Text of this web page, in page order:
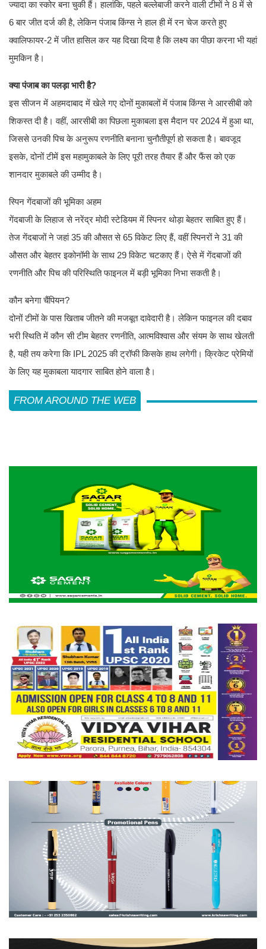
ज्यादा का स्कोर बना चुकी हैं। हालांकि, पहले बल्लेबाजी करने वाली टीमों ने 8 में से
6 बार जीत दर्ज की है, लेकिन पंजाब किंग्स ने हाल ही में रन चेज करते हुए
क्वालिफायर-2 में जीत हासिल कर यह दिखा दिया है कि लक्ष्य का पीछा करना भी यहां
मुमकिन है।
क्या पंजाब का पलड़ा भारी है?
इस सीजन में अहमदाबाद में खेले गए दोनों मुकाबलों में पंजाब किंग्स ने आरसीबी को
शिकस्त दी है। वहीं, आरसीबी का पिछला मुकाबला इस मैदान पर 2024 में हुआ था,
जिससे उनकी पिच के अनुरूप रणनीति बनाना चुनौतीपूर्ण हो सकता है। बावजूद
इसके, दोनों टीमें इस महामुकाबले के लिए पूरी तरह तैयार हैं और फैंस को एक
शानदार मुकाबले की उम्मीद है।
स्पिन गेंदबाजों की भूमिका अहम
गेंदबाजी के लिहाज से नरेंद्र मोदी स्टेडियम में स्पिनर थोड़ा बेहतर साबित हुए हैं।
तेज गेंदबाजों ने जहां 35 की औसत से 65 विकेट लिए हैं, वहीं स्पिनरों ने 31 की
औसत और बेहतर इकोनॉमी के साथ 29 विकेट चटकाए हैं। ऐसे में गेंदबाजों की
रणनीति और पिच की परिस्थिति फाइनल में बड़ी भूमिका निभा सकती है।
कौन बनेगा चैंपियन?
दोनों टीमों के पास खिताब जीतने की मजबूत दावेदारी है। लेकिन फाइनल की दबाव
भरी स्थिति में कौन सी टीम बेहतर रणनीति, आत्मविश्वास और संयम के साथ खेलती
है, यही तय करेगा कि IPL 2025 की ट्रॉफी किसके हाथ लगेगी। क्रिकेट प्रेमियों
के लिए यह मुकाबला यादगार साबित होने वाला है।
FROM AROUND THE WEB